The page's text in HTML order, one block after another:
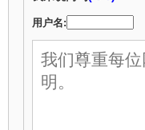
用户名: